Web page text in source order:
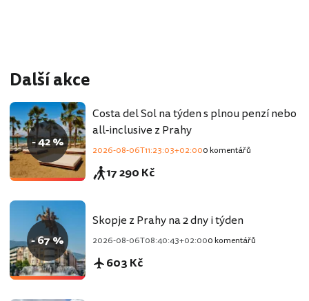
Další akce
- 42 %
Costa del Sol na týden s plnou penzí nebo
all-inclusive z Prahy
2026-08-06T11:23:03+02:000 komentářů
17 290 Kč
- 67 %
Skopje z Prahy na 2 dny i týden
2026-08-06T08:40:43+02:000 komentářů
603 Kč